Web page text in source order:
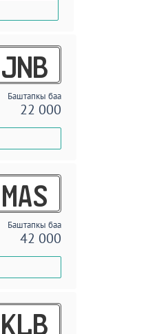
JNB
Баштапкы баа
22 000
MAS
Баштапкы баа
42 000
KLB